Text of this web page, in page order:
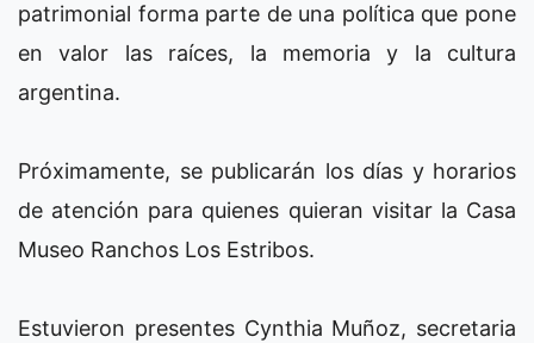
patrimonial forma parte de una política que pone
en valor las raíces, la memoria y la cultura
argentina.
Próximamente, se publicarán los días y horarios
de atención para quienes quieran visitar la Casa
Museo Ranchos Los Estribos.
Estuvieron presentes Cynthia Muñoz, secretaria